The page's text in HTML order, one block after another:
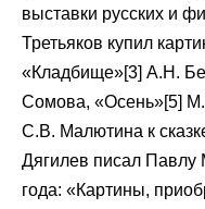
выставки русских и
Третьяков купил
«Кладбище»[3] А.Н.
Сомова, «Осень»[5]
С.В. Малютина к
Дягилев писал Павлу
года: «Картины,